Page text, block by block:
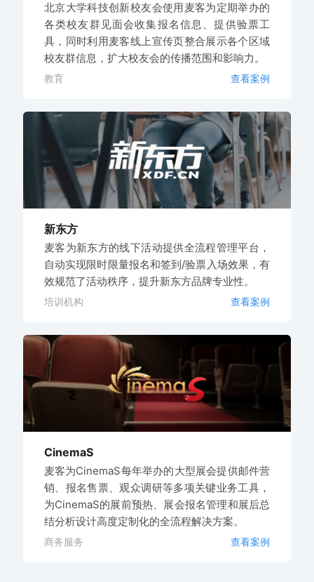
北京大学科技创新校友会使用麦客为定期举办的
各类校友群见面会收集报名信息、提供验票工
具，同时利用麦客线上宣传页整合展示各个区域
校友群信息，扩大校友会的传播范围和影响力。
教育 查看案例
新东方
麦客为新东方的线下活动提供全流程管理平台，
自动实现限时限量报名和签到/验票入场效果，有
效规范了活动秩序，提升新东方品牌专业性。
培训机构 查看案例
CinemaS
麦客为CinemaS每年举办的大型展会提供邮件营
销、报名售票、观众调研等多项关键业务工具，
为CinemaS的展前预热、展会报名管理和展后总
结分析设计高度定制化的全流程解决方案。
商务服务 查看案例